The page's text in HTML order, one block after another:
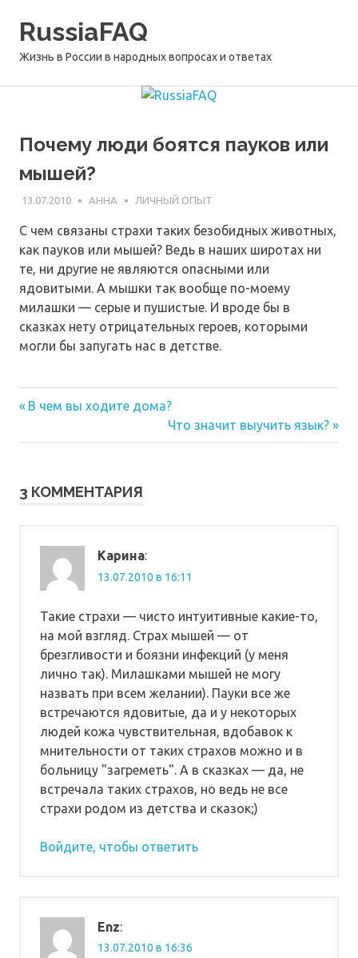
RussiaFAQ
Жизнь в России в народных вопросах и ответах
Почему люди боятся пауков или
мышей?
13.07.2010 АННА ЛИЧНЫЙ ОПЫТ
С чем связаны страхи таких безобидных животных,
как пауков или мышей? Ведь в наших широтах ни
те, ни другие не являются опасными или
ядовитыми. А мышки так вообще по-моему
милашки — серые и пушистые. И вроде бы в
сказках нету отрицательных героев, которыми
могли бы запугать нас в детстве.
Навигация
по
Предыдущая
В чем вы ходите дома?
Следующая
запись:
Что значит выучить язык?
3 КОММЕНТАРИЯ
Карина:
13.07.2010 в 16:11
Такие страхи — чисто интуитивные какие-то,
на мой взгляд. Страх мышей — от
брезгливости и боязни инфекций (у меня
лично так). Милашками мышей не могу
назвать при всем желании). Пауки все же
встречаются ядовитые, да и у некоторых
людей кожа чувствительная, вдобавок к
мнительности от таких страхов можно и в
больницу "загреметь". А в сказках — да, не
встречала таких страхов, но ведь не все
страхи родом из детства и сказок;)
Войдите, чтобы ответить
Enz:
13.07.2010 в 16:36